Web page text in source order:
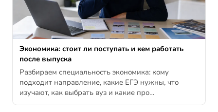
Экономика: стоит ли поступать и кем работать
после выпуска
Разбираем специальность экономика: кому
подходит направление, какие ЕГЭ нужны, что
изучают, как выбрать вуз и какие про…